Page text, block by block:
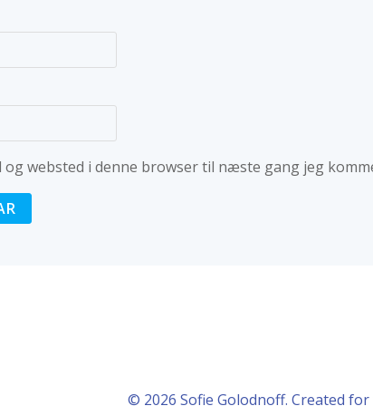
og websted i denne browser til næste gang jeg
© 2026 Sofie Golodnoff. Created